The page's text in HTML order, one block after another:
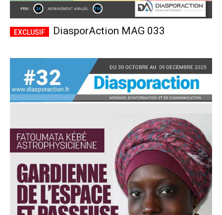
DiasporAction MAG 033